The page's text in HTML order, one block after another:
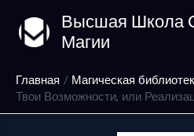
содержимому
Высшая Школа
Магии
Главная
Магическая
Твои Возможности, или